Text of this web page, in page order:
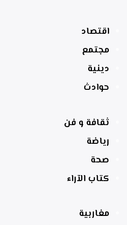
اقتصاد
مجتمع
دينية
حوادث
ثقافة و فن
رياضة
صحة
كتاب الآراء
مغاربية